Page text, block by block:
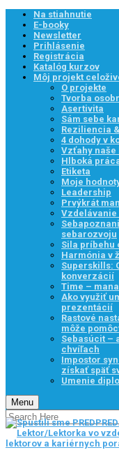
Na stiahnutie
E-booky
Newsletter
Prihlásenie
Registrácia
Katalóg kurzov
Môj projekt
O projekte
Tvorba
Asertivita
Sám sebe
Reziliencia
4 dohody v
Vzťahy naše
Hlboká
Etiketa
Moje
Leadership
Prvýkrát
Vzdelávanie
sebarozvoju
Sila príbehu
Harmónia v
Superskills:
konverzácií
Time –
Ako využiť
prezentácií
Rastové
môže
Sebasúcit –
chvíľach
Impostor
získať späť
Umenie
Menu